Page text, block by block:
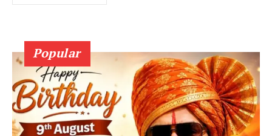
Popular